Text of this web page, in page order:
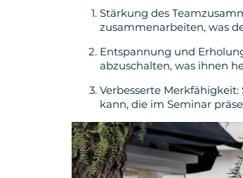
Stärkung des
zusammenarbeiten, was
Entspannung und
abzuschalten, was ihnen
Verbesserte
kann, die im Seminar